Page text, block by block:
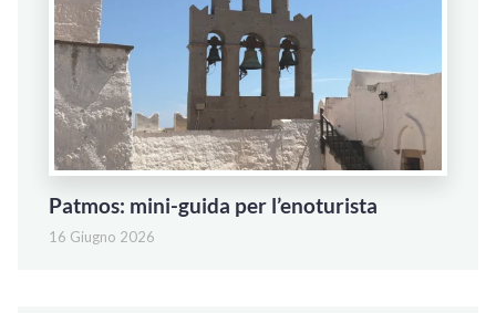
Patmos: mini-guida per l’enoturista
16 Giugno 2026